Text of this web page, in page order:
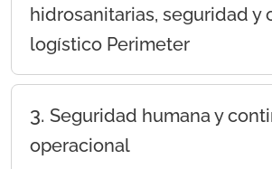
Detección temprana de
incendios
Monitoreo de riesgos
Protección de ocupantes
hidrosanitarias, seguridad y
logístico Perimeter
Descubre cómo la tecnología de
química de Perimeter se integra
con tu portafolio de infraestructura
cómo facilitamos tu logística:
3. Seguridad humana y
operacional